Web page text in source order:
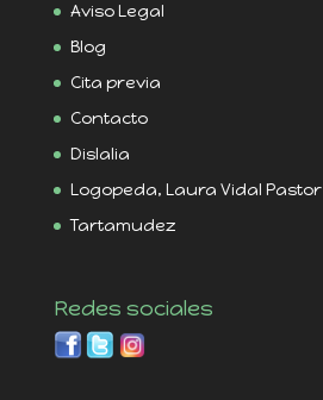
Aviso Legal
Blog
Cita previa
Contacto
Dislalia
Logopeda, Laura Vidal Pastor
Tartamudez
Redes sociales